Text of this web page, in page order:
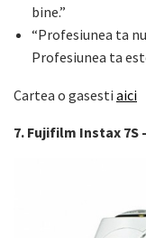
bine.”
“Profesiunea ta
Profesiunea ta
Cartea o gasesti aici
7. Fujifilm Instax